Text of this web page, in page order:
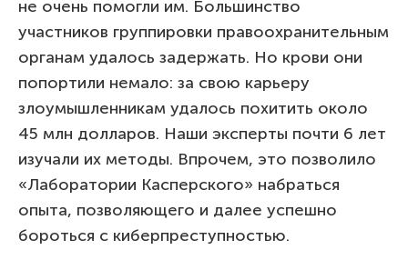
не очень помогли им. Большинство
участников группировки правоохранительным
органам удалось задержать. Но крови они
попортили немало: за свою карьеру
злоумышленникам удалось похитить около
45 млн долларов. Наши эксперты почти 6 лет
изучали их методы. Впрочем, это позволило
«Лаборатории Касперского» набраться
опыта, позволяющего и далее успешно
бороться с киберпреступностью.